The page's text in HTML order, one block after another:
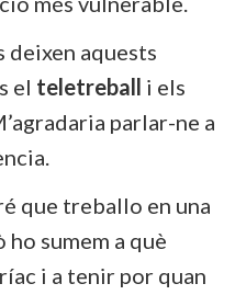
deixen aquests
el teletreball i els
parlar-ne a
que treballo en una
sumem a què
i a tenir por quan